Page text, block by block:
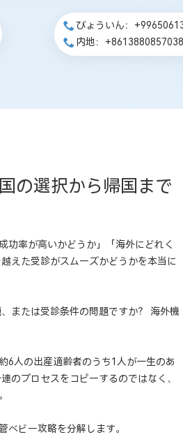
びょういん：
内地：+8613880857038
の選択から帰国まで
功率が高いかどうか」「海外にどれく
えた受診がスムーズかどうかを本当に
または受診条件の問題ですか？ 海外機
6人の出産適齢者のうち1人が一生のあ
のプロセスをコピーするのではなく、
ビー攻略を分解します。